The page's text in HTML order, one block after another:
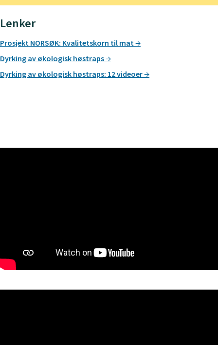
Lenker
Prosjekt NORSØK: Kvalitetskorn til mat
Dyrking av økologisk høstraps
Dyrking av økologisk høstraps: 12 videoer